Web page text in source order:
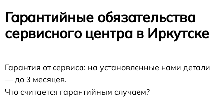
Гарантийные обязательства
сервисного центра в Иркутске
Гарантия от сервиса: на установленные нами детали
— до 3 месяцев.
Что считается гарантийным случаем?